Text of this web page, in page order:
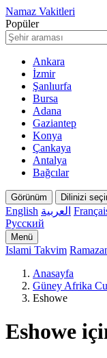
Namaz Vakitleri
Popüler
Ankara
İzmir
Şanlıurfa
Bursa
Adana
Gaziantep
Konya
Çankaya
Antalya
Bağcılar
Görünüm Dilinizi
English العربية
Русский
Menü
Islami Takvim
Anasayfa
Güney Afrika
Eshowe
Eshowe